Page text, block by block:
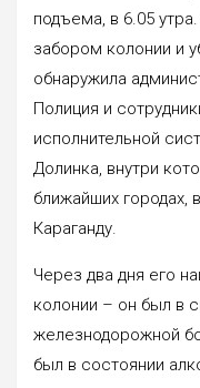
подъема, в 6.05
забором колонии и
обнаружила
Полиция и
исполнительной
Долинка, внутри
ближайших городах,
Караганду.
Через два дня его
колонии – он был в
железнодорожной
был в состоянии